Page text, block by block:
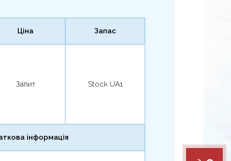
Ціна
Запит
Запас
Stock UA1
інформація